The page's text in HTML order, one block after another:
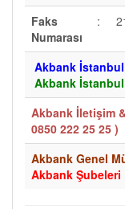
Faks
Numarası
:
Akbank
Akbank
Akbank İletişim
0850 222 25 25 )
Akbank Genel
Akbank Şubeleri